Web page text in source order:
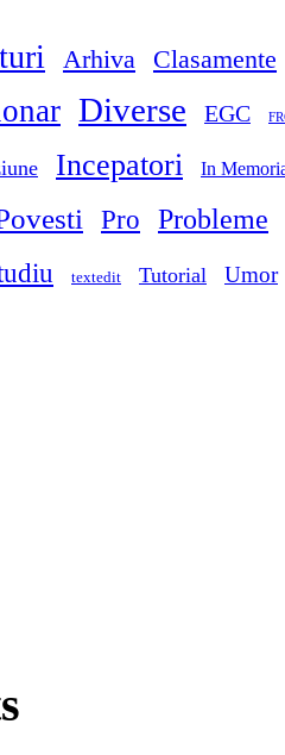
Arhiva Clasamente
Diverse EGC
Incepatori In
Pro Probleme
textedit Tutorial Umor